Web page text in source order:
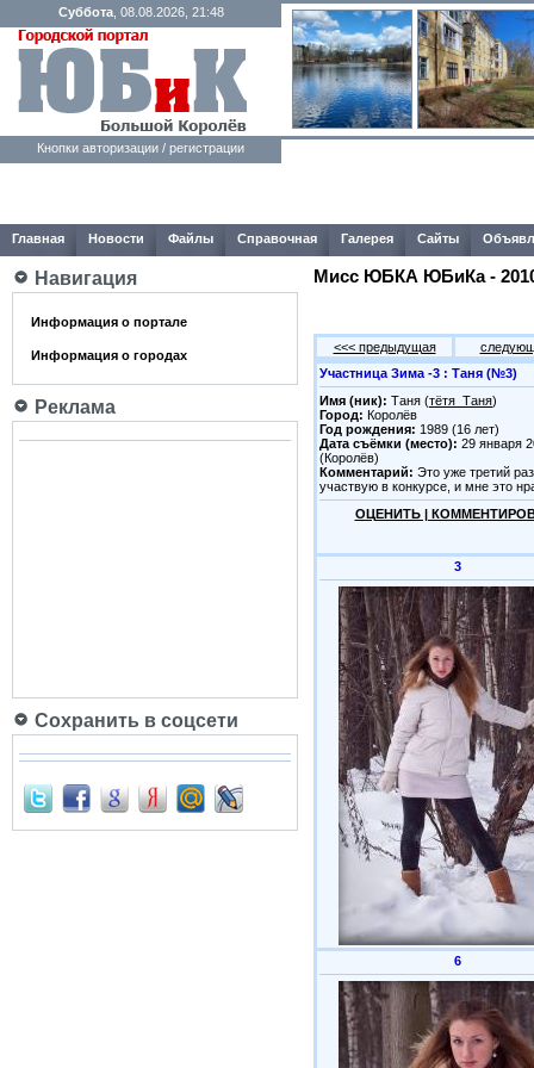
Суббота, 08.08.2026, 21:48
Кнопки авторизации / регистрации
Главная Новости Файлы Справочная Галерея Сайты
Навигация
Информация о портале
Информация о городах
Реклама
Сохранить в соцсети
Мисс ЮБКА ЮБиКа -
<<< предыдущая
Участница Зима -3 : Таня (№3)
Имя (ник): Таня (тётя_Таня)
Город: Королёв
Год рождения: 1989 (16 лет)
Дата съёмки (место): 29 января
(Королёв)
Комментарий: Это уже третий
участвую в конкурсе, и мне это
ОЦЕНИТЬ |
3
6